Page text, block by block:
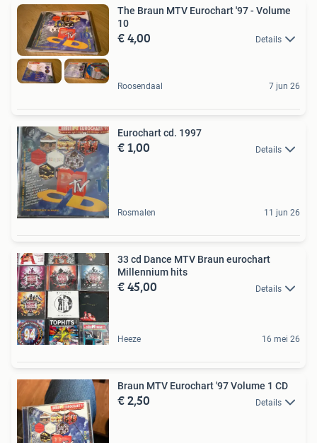
The Braun MTV Eurochart '97 - Volume
10
€ 4,00 Details
Roosendaal 7 jun 26
Eurochart cd. 1997
€ 1,00 Details
Rosmalen 11 jun 26
33 cd Dance MTV Braun eurochart
Millennium hits
€ 45,00 Details
Heeze 16 mei 26
Braun MTV Eurochart '97 Volume 1 CD
€ 2,50 Details